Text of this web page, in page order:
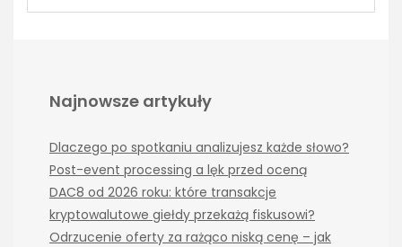
Najnowsze artykuły
Dlaczego po spotkaniu analizujesz każde słowo?
Post-event processing a lęk przed oceną
DAC8 od 2026 roku: które transakcje
kryptowalutowe giełdy przekażą fiskusowi?
Odrzucenie oferty za rażąco niską cenę – jak